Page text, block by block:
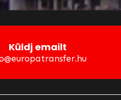
Küldj emailt